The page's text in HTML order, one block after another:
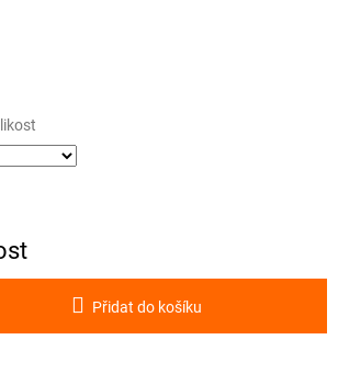
Přidat do košíku